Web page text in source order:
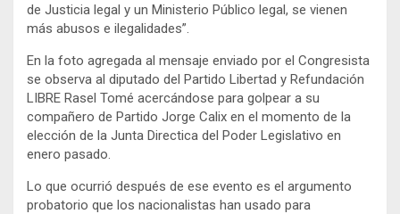
de Justicia legal y un Ministerio Público legal, se vienen
más abusos e ilegalidades”.
En la foto agregada al mensaje enviado por el Congresista
se observa al diputado del Partido Libertad y Refundación
LIBRE Rasel Tomé acercándose para golpear a su
compañero de Partido Jorge Calix en el momento de la
elección de la Junta Directica del Poder Legislativo en
enero pasado.
Lo que ocurrió después de ese evento es el argumento
probatorio que los nacionalistas han usado para